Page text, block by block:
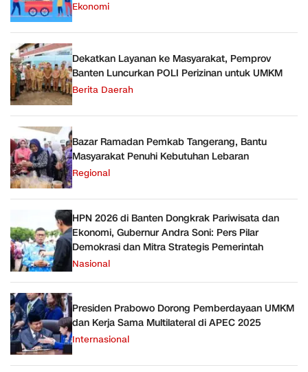
Ekonomi
Dekatkan Layanan ke Masyarakat, Pemprov
Banten Luncurkan POLI Perizinan untuk UMKM
Berita Daerah
Bazar Ramadan Pemkab Tangerang, Bantu
Masyarakat Penuhi Kebutuhan Lebaran
Regional
HPN 2026 di Banten Dongkrak Pariwisata dan
Ekonomi, Gubernur Andra Soni: Pers Pilar
Demokrasi dan Mitra Strategis Pemerintah
Nasional
Presiden Prabowo Dorong Pemberdayaan UMKM
dan Kerja Sama Multilateral di APEC 2025
Internasional